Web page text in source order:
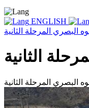
ENGLISH
البصري المرحلة الثانية
الثانية
البصري المرحلة الثانية